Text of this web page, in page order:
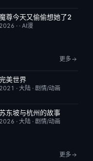
完结 9.0
魔尊今天又偷偷想她了2
2026 · · AI漫
更多
更新至第281集
美世界
2021 · 大陆· 剧情/动画
更新至第16集
东坡与杭州的故事
2026 · 大陆· 剧情/动画
更多